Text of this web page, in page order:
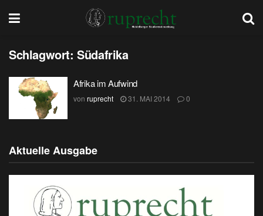
Schlagwort:Südafrika
Afrika im Aufwind
von ruprecht 31. MAI 2014 0
Aktuelle Ausgabe